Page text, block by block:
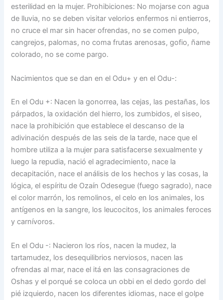
esterilidad en la mujer. Prohibiciones: No mojarse con agua
de lluvia, no se deben visitar velorios enfermos ni entierros,
no cruce el mar sin hacer ofrendas, no se comen pulpo,
cangrejos, palomas, no coma frutas arenosas, gofio, ñame
colorado, no se come pargo.
Nacimientos que se dan en el Odu+ y en el Odu-:
En el Odu +: Nacen la gonorrea, las cejas, las pestañas, los
párpados, la oxidación del hierro, los zumbidos, el siseo,
nace la prohibición que establece el descanso de la
adivinación después de las seis de la tarde, nace que el
hombre utiliza a la mujer para satisfacerse sexualmente y
luego la repudia, nació el agradecimiento, nace la
decapitación, nace el análisis de los hechos y las cosas, la
lógica, el espíritu de Ozaín Odesegue (fuego sagrado), nace
el color marrón, los remolinos, el celo en los animales, los
antígenos en la sangre, los leucocitos, los animales feroces
y carnívoros.
En el Odu -: Nacieron los ríos, nacen la mudez, la
tartamudez, los desequilibrios nerviosos, nacen las
ofrendas al mar, nace el itá en las consagraciones de
Oshas y el porqué se coloca un obbi en el dedo gordo del
pié izquierdo, nacen los diferentes idiomas, nace el golpe